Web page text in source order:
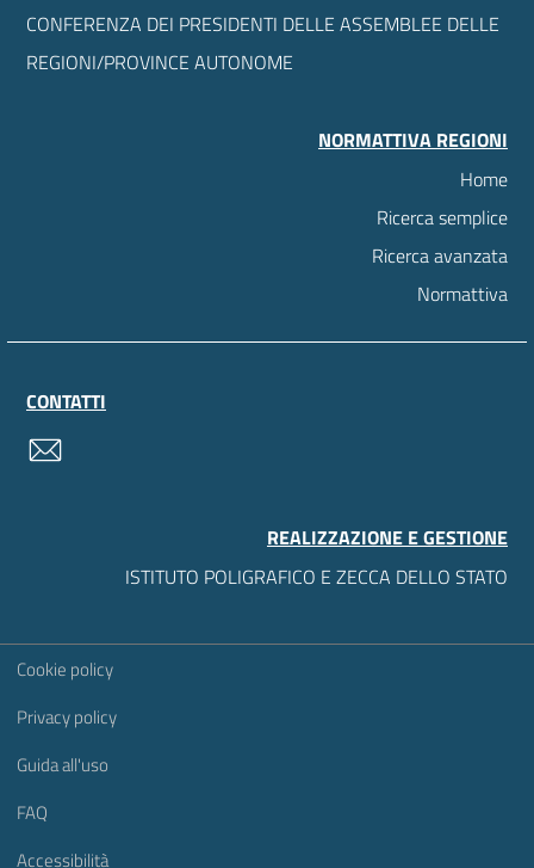
CONFERENZA DEI PRESIDENTI DELLE ASSEMBLEE DELLE
REGIONI/PROVINCE AUTONOME
NORMATTIVA REGIONI
Home
Ricerca semplice
Ricerca avanzata
Normattiva
CONTATTI
REALIZZAZIONE E GESTIONE
ISTITUTO POLIGRAFICO E ZECCA DELLO STATO
Sezione Link Utili
Cookie policy
Privacy policy
Guida all'uso
FAQ
Accessibilità